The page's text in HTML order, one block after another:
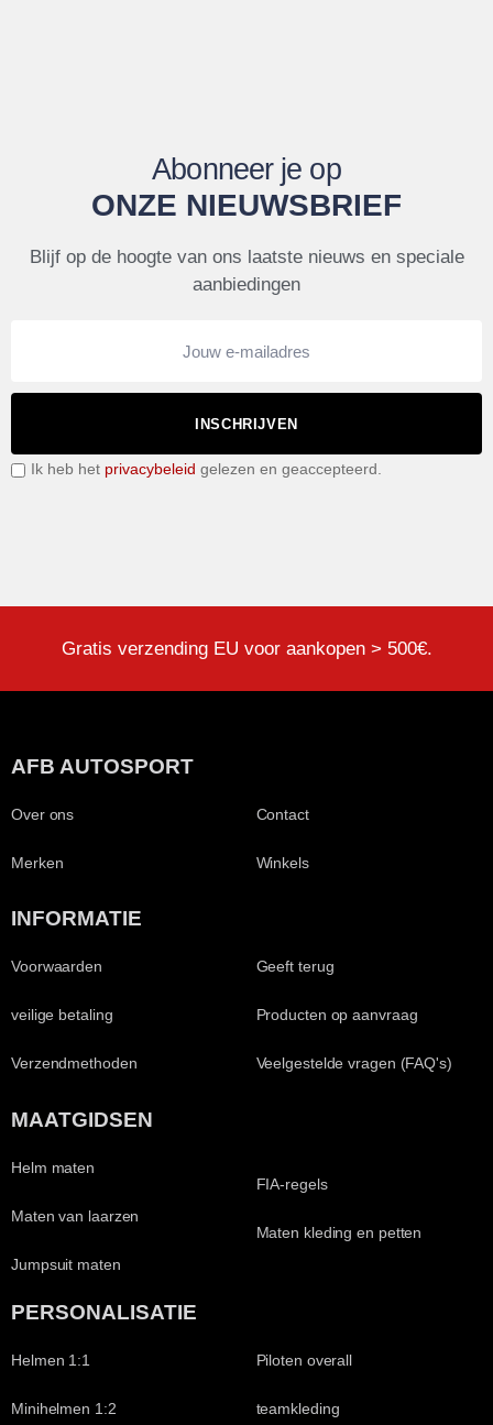
Abonneer je op
ONZE NIEUWSBRIEF
Blijf op de hoogte van ons laatste nieuws en speciale
aanbiedingen
INSCHRIJVEN
Ik heb het privacybeleid gelezen en geaccepteerd.
Gratis verzending EU voor aankopen > 500€.
AFB AUTOSPORT
Over ons
Merken
Contact
Winkels
INFORMATIE
Voorwaarden
veilige betaling
Verzendmethoden
Geeft terug
Producten op aanvraag
Veelgestelde vragen (FAQ's)
MAATGIDSEN
Helm maten
Maten van laarzen
Jumpsuit maten
FIA-regels
Maten kleding en petten
PERSONALISATIE
Helmen 1:1
Minihelmen 1:2
Piloten overall
teamkleding